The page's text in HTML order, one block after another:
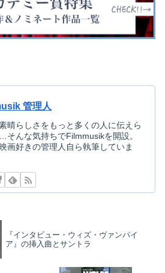
管理人
晴らしさをもっと多くの人に伝えら
そんな気持ちでFilmmusikを開設。
画好きの管理人自ら執筆していま
『インタビュー・ウィズ・ヴァンパイ
ア』の挿入曲とサントラ